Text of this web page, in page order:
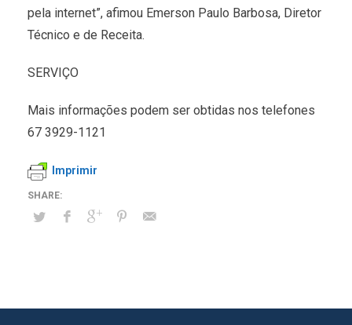
pela internet”, afimou Emerson Paulo Barbosa, Diretor
Técnico e de Receita.
SERVIÇO
Mais informações podem ser obtidas nos telefones
67 3929-1121
Imprimir